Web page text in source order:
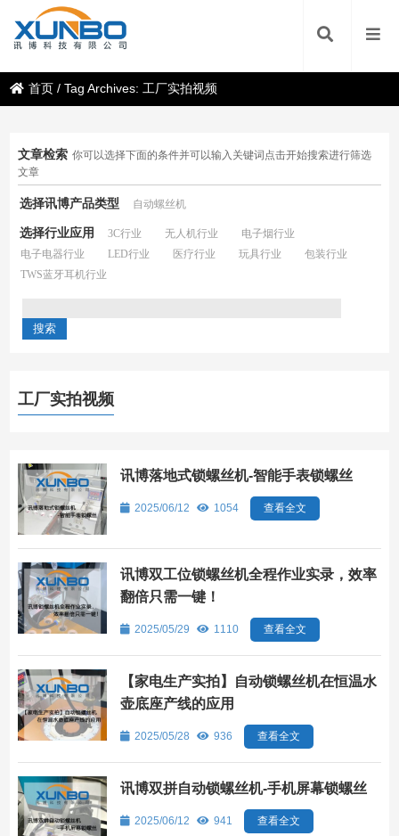
首页 /Tag Archives: 工厂实拍视频
文章检索 你可以选择下面的条件并可以输入关键词点击开始搜索进行筛选
文章
选择讯博产品类型 自动螺丝机
选择行业应用 3C行业 无人机行业
电子烟行业
电子电器行业
LED行业 医疗行业 玩具行业
包装行业
TWS蓝牙耳机行业
工厂实拍视频
讯博落地式锁螺丝机-智能手表锁螺丝
2025/06/12 1054 查看全文
讯博双工位锁螺丝机全程作业实录，效率
翻倍只需一键！
2025/05/29 1110 查看全文
【家电生产实拍】自动锁螺丝机在恒温水
壶底座产线的应用
2025/05/28 936 查看全文
讯博双拼自动锁螺丝机-手机屏幕锁螺丝
2025/06/12 941 查看全文